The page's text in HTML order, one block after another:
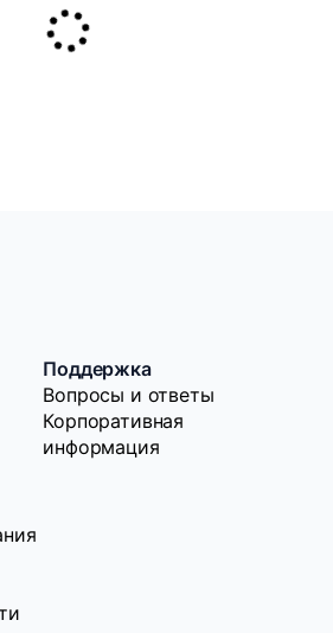
Поддержка
Вопросы и ответы
Корпоративная
информация